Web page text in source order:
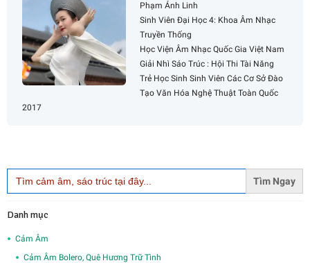
Phạm Ánh Linh
Sinh Viên Đại Học 4: Khoa Âm Nhạc
Truyền Thống
Học Viện Âm Nhạc Quốc Gia Việt Nam
Giải Nhì Sáo Trúc : Hội Thi Tài Năng
Trẻ Học Sinh Sinh Viên Các Cơ Sở Đào
Tạo Văn Hóa Nghệ Thuật Toàn Quốc
2017
Search
for:
Danh mục
Cảm Âm
Cảm Âm Bolero, Quê Hương Trữ Tình